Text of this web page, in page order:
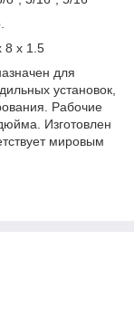
1.5
для
установок,
Рабочие
Изготовлен
мировым